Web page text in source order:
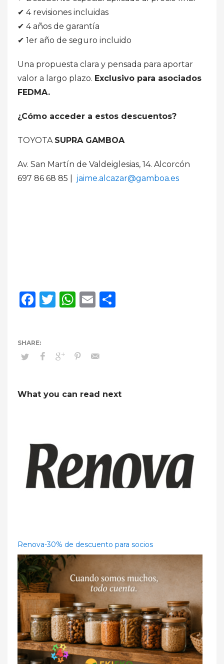
✔ 4 revisiones incluidas
✔ 4 años de garantía
✔ 1er año de seguro incluido
Una propuesta clara y pensada para aportar
valor a largo plazo. Exclusivo para asociados
FEDMA.
¿Cómo acceder a estos descuentos?
TOYOTA SUPRA GAMBOA
Av. San Martín de Valdeiglesias, 14. Alcorcón
697 86 68 85 |
jaime.alcazar@gamboa.es
Facebook
Twitter
WhatsApp
Email
What you can read next
Renova-30% de descuento para socios